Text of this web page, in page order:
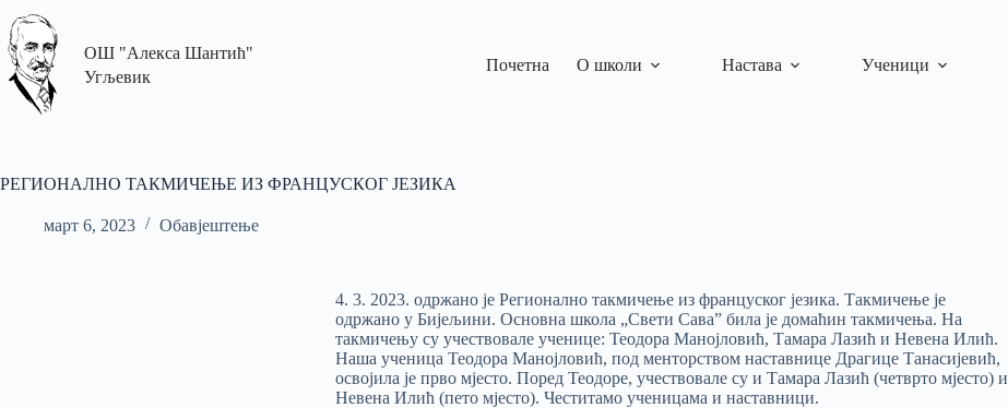
ОШ "Алекса Шантић"
Угљевик
Почетна О школи Настава Ученици
РЕГИОНАЛНО ТАКМИЧЕЊЕ ИЗ ФРАНЦУСКОГ ЈЕЗИКА
март 6, 2023 Обавјештење
4. 3. 2023. одржано је Регионално такмичење из француског језика. Такмичење је
одржано у Бијељини. Основна школа „Свети Сава” била је домаћин такмичења. На
такмичењу су учествовале ученице: Теодора Манојловић, Тамара Лазић и Невена Илић.
Наша ученица Теодора Манојловић, под менторством наставнице Драгице Танасијевић,
освојила је прво мјесто. Поред Теодоре, учествовале су и Тамара Лазић (четврто мјесто) и
Невена Илић (пето мјесто). Честитамо ученицама и наставници.